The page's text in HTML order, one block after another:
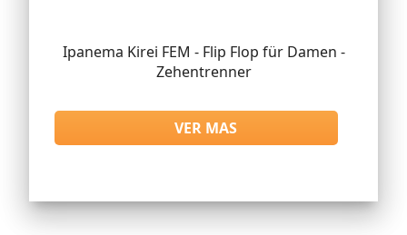
Ipanema Kirei FEM - Flip Flop für Damen -
Zehentrenner
VER MAS